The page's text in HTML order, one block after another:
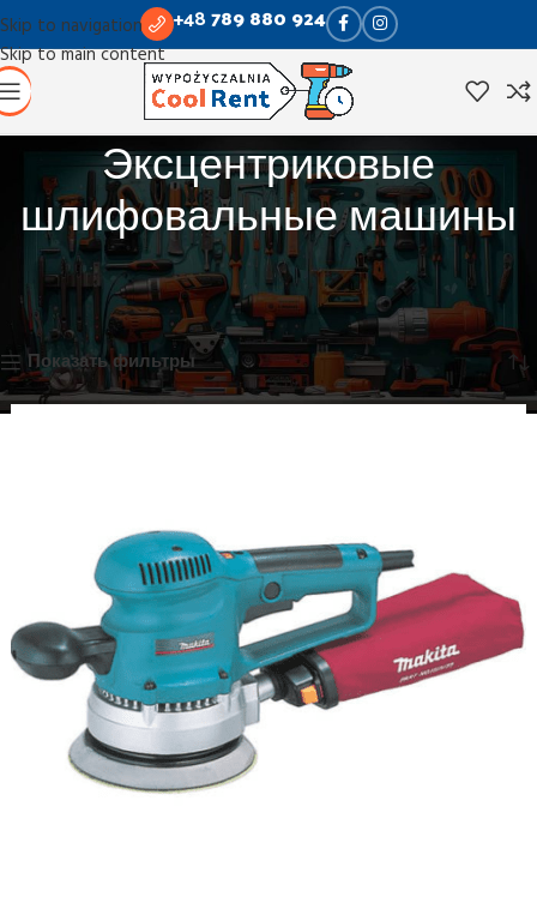
Skip to navigation
Skip to main content
+48789 880 924
Эксцентриковые
шлифовальные машины
Главная Деревообработка
Эксцентриковые шлифовальные машины
Показаны все результаты (2)
Показать фильтры